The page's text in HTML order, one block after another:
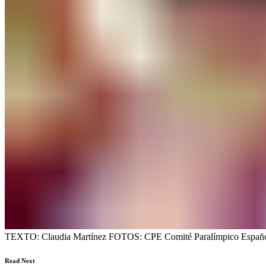
TEXTO: Claudia Martínez FOTOS: CPE Comité Paralímpico
Read Next